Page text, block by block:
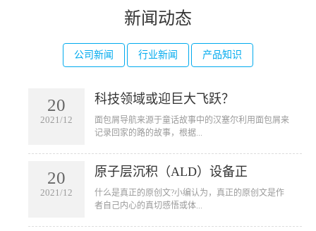
新闻动态
公司新闻 行业新闻 产品知识
20
2021/12
科技领域或迎巨大飞跃？
​面包屑导航来源于童话故事中的汉塞尔利用面包屑来
记录回家的路的故事，根据...
20
2021/12
原子层沉积（ALD）设备正
​什么是真正的原创文?小编认为，真正的原创文是作
者自己内心的真切感悟或体...